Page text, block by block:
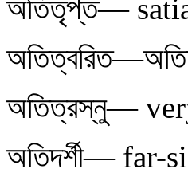
অতিতৃপ্ত—
অতিত্রস্নু—
অতিদর্শী— far-